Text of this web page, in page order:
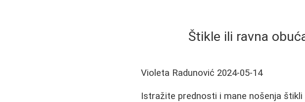
Štikle ili ravna
Violeta Radunović 2024-05-14
Istražite prednosti i mane nošenja